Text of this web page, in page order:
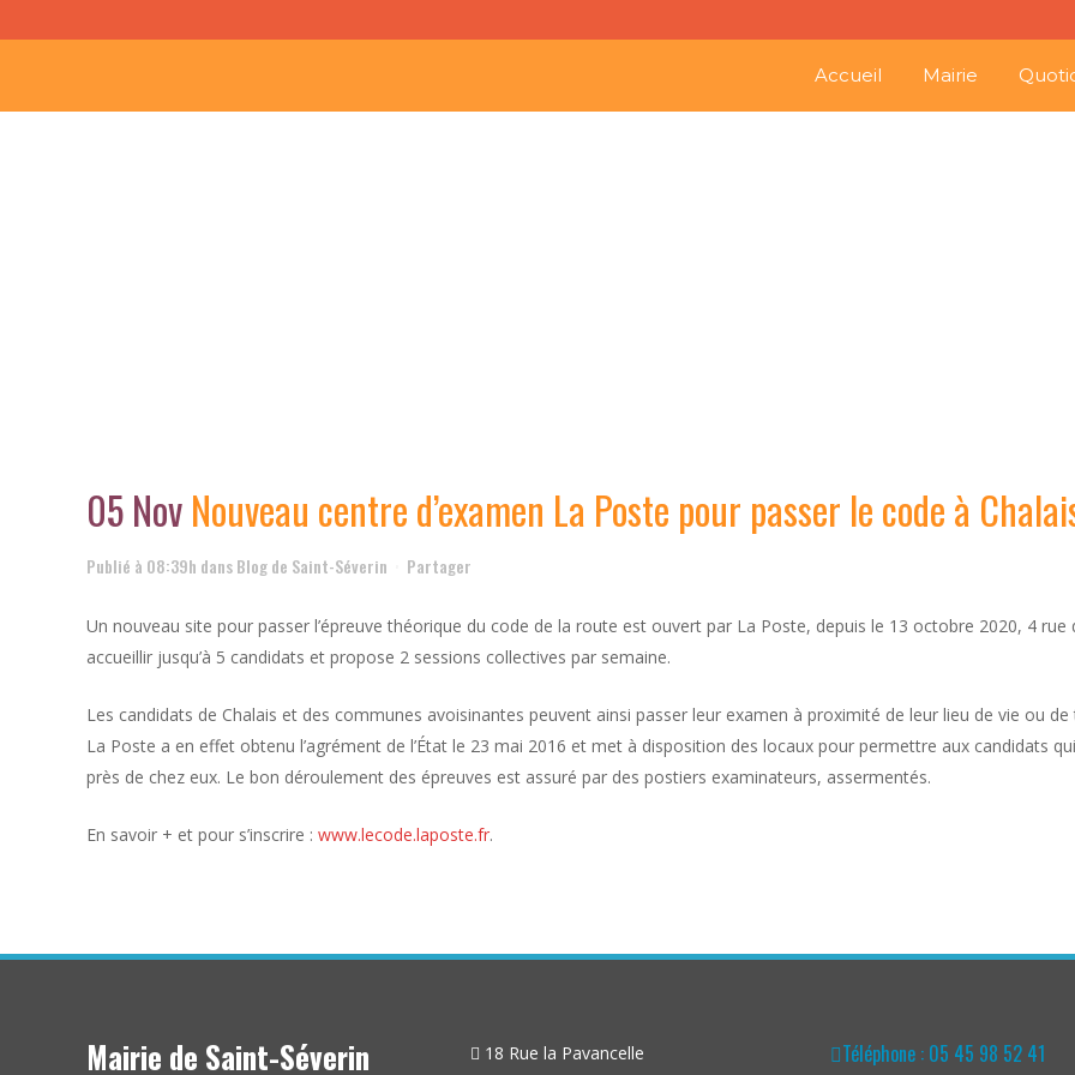
Accueil Mairie
05 NovNouveau centre d’examen La Poste pour passer le code à
Publié à 08:39h dansBlog de Saint-Séverin Partager
Un nouveau site pour passer l’épreuve théorique du code de la route est ouvert par La Poste, depuis le 13 octobre 2020, 4 rue
accueillir jusqu’à 5 candidats et propose 2 sessions collectives par semaine.
Les candidats de Chalais et des communes avoisinantes peuvent ainsi passer leur examen à proximité de leur lieu de vie ou de
La Poste a en effet obtenu l’agrément de l’État le 23 mai 2016 et met à disposition des locaux pour permettre aux candidats
près de chez eux. Le bon déroulement des épreuves est assuré par des postiers examinateurs, assermentés.
En savoir + et pour s’inscrire : www.lecode.laposte.fr.
Mairie de Saint-Séverin
18 Rue la Pavancelle
Téléphone : 05 45 98 52 41